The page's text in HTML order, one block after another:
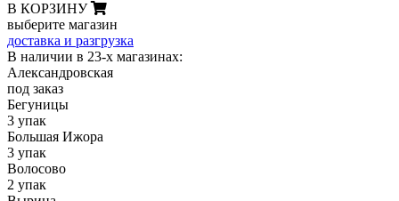
В КОРЗИНУ
выберите магазин
доставка и разгрузка
В наличии в 23-х магазинах:
Александровская
под заказ
Бегуницы
3 упак
Большая Ижора
3 упак
Волосово
2 упак